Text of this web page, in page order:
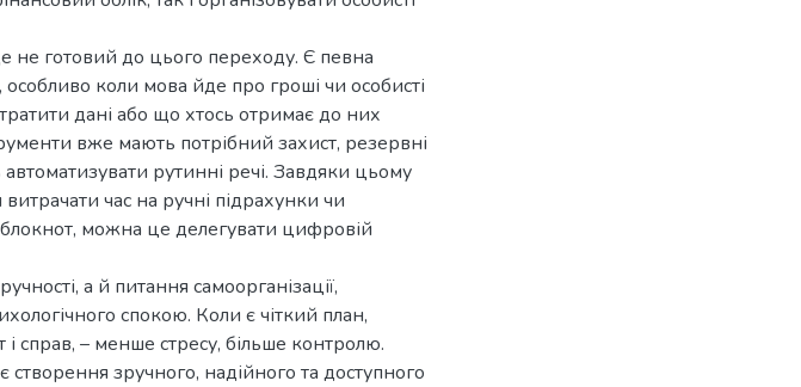
не готовий до цього переходу. Є певна
особливо коли мова йде про гроші чи особисті
дані або що хтось отримає до них
вже мають потрібний захист, резервні
автоматизувати рутинні речі. Завдяки цьому
час на ручні підрахунки чи
можна це делегувати цифровій
а й питання самоорганізації,
спокою. Коли є чіткий план,
і справ, – менше стресу, більше контролю.
зручного, надійного та доступного